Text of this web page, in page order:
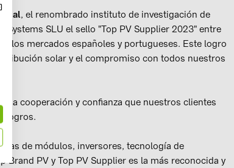
, el renombrado instituto de investigación de
Systems SLU el sello "Top PV Supplier 2023" entre
los mercados españoles y portugueses. Este logro
solar y el compromiso con todos nuestros
cooperación y confianza que nuestros clientes
logros.
de módulos, inversores, tecnología de
Brand PV y Top PV Supplier es la más reconocida y